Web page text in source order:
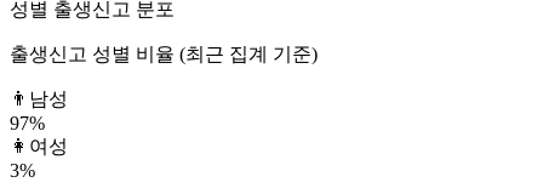
성별 출생신고 분포
출생신고 성별 비율 (최근 집계 기준)
👨 남성
97%
👩 여성
3%